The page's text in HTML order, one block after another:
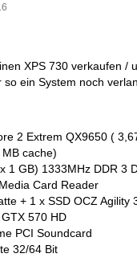
XPS 730 verkaufen /
so ein System noch
2 Extrem QX9650 (
cache)
1 GB) 1333MHz DDR 3
Card Reader
+ 1 x SSD OCZ Agility
570 HD
PCI Soundcard
32/64 Bit